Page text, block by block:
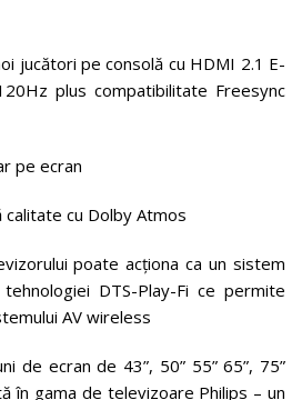
jucători pe consolă cu HDMI 2.1 E-
plus compatibilitate Freesync
pe ecran
cu Dolby Atmos
poate acționa ca un sistem
DTS-Play-Fi ce permite
AV wireless
de ecran de 43”, 50” 55” 65”, 75”
în gama de televizoare Philips – un